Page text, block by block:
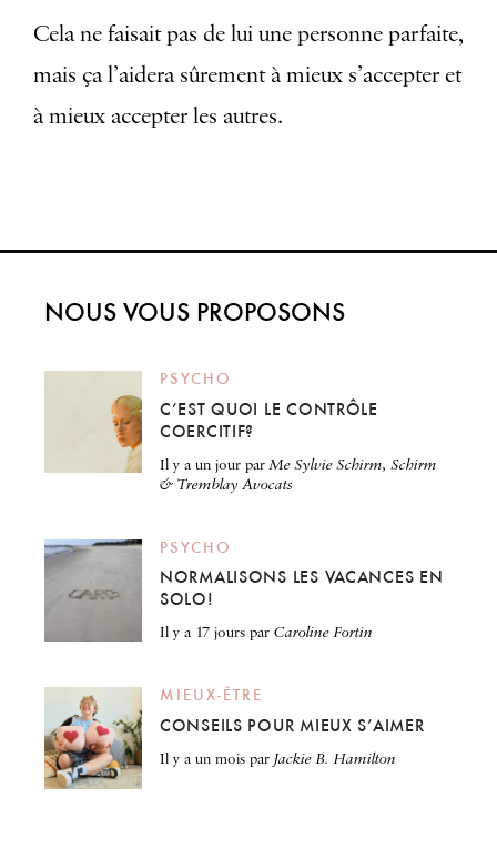
Cela ne faisait pas de lui une personne parfaite,
mais ça l’aidera sûrement à mieux s’accepter et
à mieux accepter les autres.
NOUS VOUS PROPOSONS
PSYCHO
C’EST QUOI LE CONTRÔLE
COERCITIF?
il y a un jour parMe Sylvie Schirm, Schirm
& Tremblay Avocats
PSYCHO
NORMALISONS LES VACANCES EN
SOLO!
il y a 17 jours par Caroline Fortin
MIEUX-ÊTRE
CONSEILS POUR MIEUX S’AIMER
il y a un mois par Jackie B. Hamilton